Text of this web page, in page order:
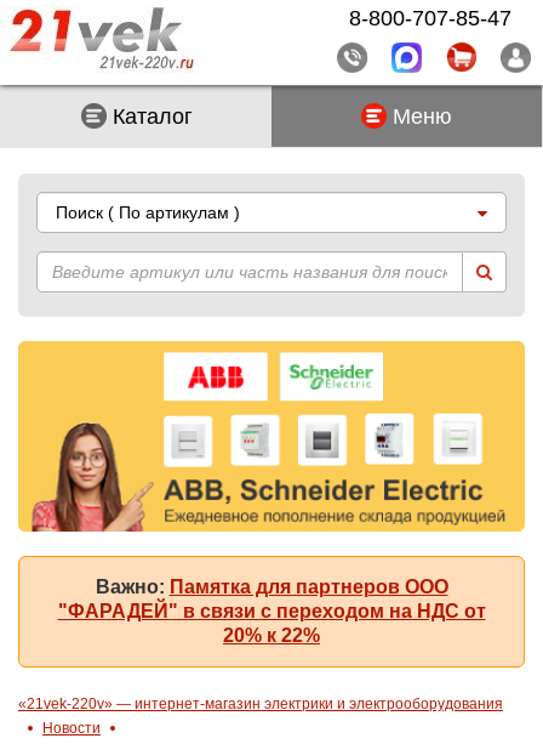
Каталог Меню
Поиск ( По артикулам )
Важно: Памятка для партнеров ООО
"ФАРАДЕЙ" в связи с переходом на НДС от
20% к 22%
«21vek-220v» — интернет-магазин электрики и электрооборудования
Новости
8-800-707-85-47